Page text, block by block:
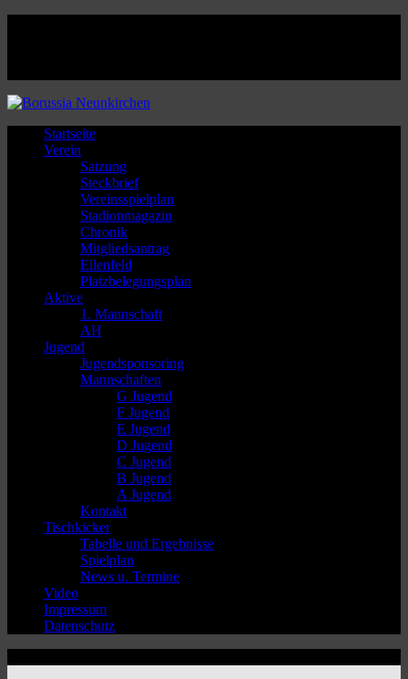
Startseite
Verein
Satzung
Steckbrief
Vereinsspielplan
Stadionmagazin
Chronik
Mitgliedsantrag
Ellenfeld
Platzbelegungsplan
Aktive
1. Mannschaft
AH
Jugend
Jugendsponsoring
Mannschaften
G Jugend
F Jugend
E Jugend
D Jugend
C Jugend
B Jugend
A Jugend
Kontakt
Tischkicker
Tabelle und Ergebnisse
Spielplan
News u. Termine
Video
Impressum
Datenschutz